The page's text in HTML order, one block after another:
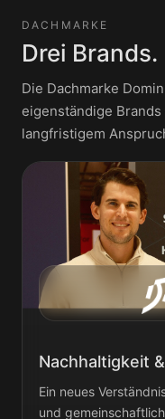
DACHMARKE
Drei
Die Dachmarke
eigenständige
langfristigem
Nachhaltigkeit
Ein neues
und